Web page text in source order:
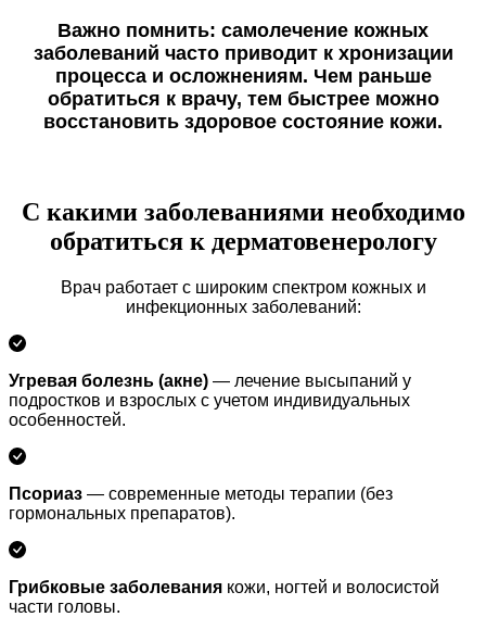
Важно помнить: самолечение кожных
заболеваний часто приводит к хронизации
процесса и осложнениям. Чем раньше
обратиться к врачу, тем быстрее можно
восстановить здоровое состояние кожи.
С какими заболеваниями необходимо
обратиться к дерматовенерологу
Врач работает с широким спектром кожных и
инфекционных заболеваний:
Угревая болезнь (акне) — лечение высыпаний у
подростков и взрослых с учетом индивидуальных
особенностей.
Псориаз — современные методы терапии (без
гормональных препаратов).
Грибковые заболевания кожи, ногтей и волосистой
части головы.